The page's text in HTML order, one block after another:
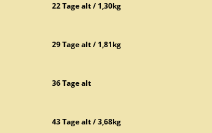
22 Tage alt / 1,30kg
29 Tage alt / 1,81kg
36 Tage alt
43 Tage alt / 3,68kg